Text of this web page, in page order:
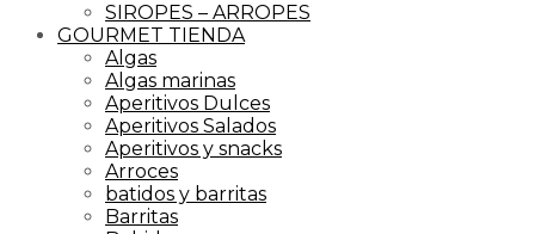
SIROPES – ARROPES
GOURMET TIENDA
Algas
Algas marinas
Aperitivos Dulces
Aperitivos Salados
Aperitivos y snacks
Arroces
batidos y barritas
Barritas